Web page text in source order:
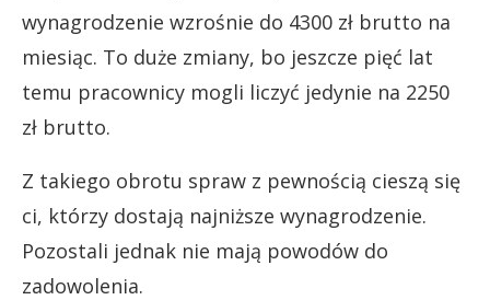
wynagrodzenie wzrośnie do 4300 zł brutto na
miesiąc. To duże zmiany, bo jeszcze pięć lat
temu pracownicy mogli liczyć jedynie na 2250
zł brutto.
Z takiego obrotu spraw z pewnością cieszą się
ci, którzy dostają najniższe wynagrodzenie.
Pozostali jednak nie mają powodów do
zadowolenia.